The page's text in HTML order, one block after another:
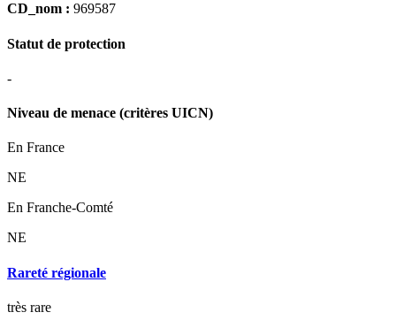
CD_nom : 969587
Statut de protection
-
Niveau de menace (critères UICN)
En France
NE
En Franche-Comté
NE
Rareté régionale
très rare